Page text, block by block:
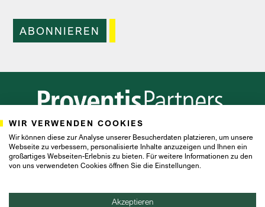
Frankfurt Hamburg Zürich
WIR VERWENDEN COOKIES
Wir können diese zur Analyse unserer Besucherdaten platzieren, um unsere
Webseite zu verbessern, personalisierte Inhalte anzuzeigen und Ihnen ein
großartiges Webseiten-Erlebnis zu bieten. Für weitere Informationen zu den
von uns verwendeten Cookies öffnen Sie die Einstellungen.
Akzeptieren